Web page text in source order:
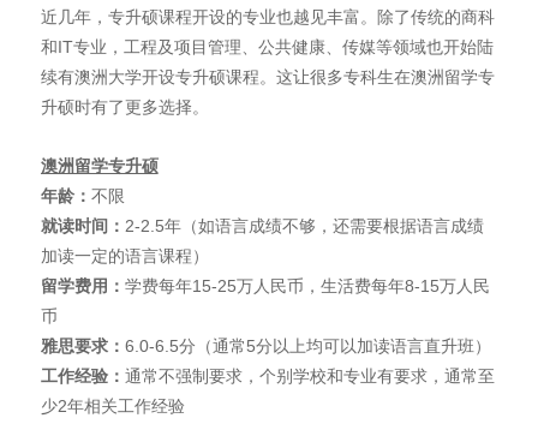
近几年，专升硕课程开设的专业也越见丰富。除了传统的商科
和IT专业，工程及项目管理、公共健康、传媒等领域也开始陆
续有澳洲大学开设专升硕课程。这让很多专科生在澳洲留学专
升硕时有了更多选择。
澳洲留学专升硕
年龄： 不限
就读时间： 2-2.5年（如语言成绩不够，还需要根据语言成绩
加读一定的语言课程）
留学费用： 学费每年15-25万人民币，生活费每年8-15万人民
币
雅思要求： 6.0-6.5分（通常5分以上均可以加读语言直升班）
工作经验： 通常不强制要求，个别学校和专业有要求，通常至
少2年相关工作经验